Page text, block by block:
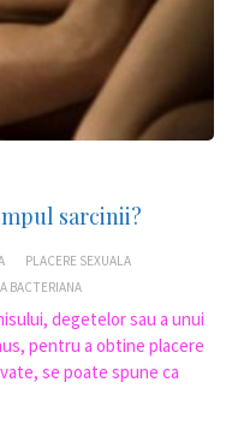
sarcinii?
PLACERE SEXUALA
BACTERIANA
degetelor sau a unui
pentru a obtine placere
se poate spune ca